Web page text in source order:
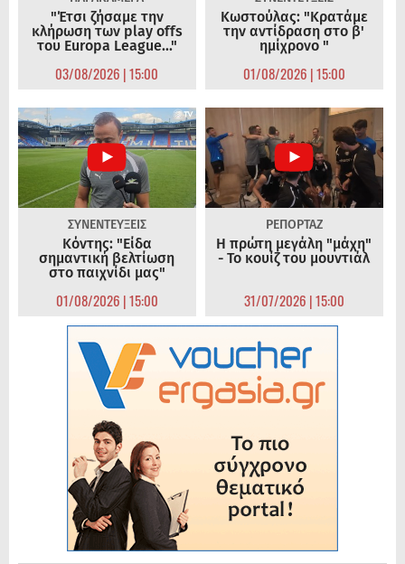
"Έτσι ζήσαμε την
κλήρωση των play offs
του Europa League..."
03/08/2026 | 15:00
Κωστούλας: "Κρατάμε
την αντίδραση στο β'
ημίχρονο "
01/08/2026 | 15:00
ΣΥΝΕΝΤΕΥΞΕΙΣ
Κόντης: "Είδα
σημαντική βελτίωση
στο παιχνίδι μας"
01/08/2026 | 15:00
ΡΕΠΟΡΤΑΖ
Η πρώτη μεγάλη "μάχη"
- Το κουίζ του μουντιάλ
31/07/2026 | 15:00